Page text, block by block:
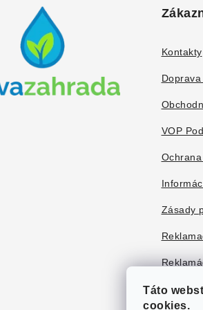
Táto
cookies.
Kontakty
VOP
Zásady